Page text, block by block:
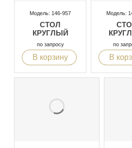
Модель: 146-957
СТОЛ
КРУГЛЫЙ
по запросу
В корзину
Модель:
по
В